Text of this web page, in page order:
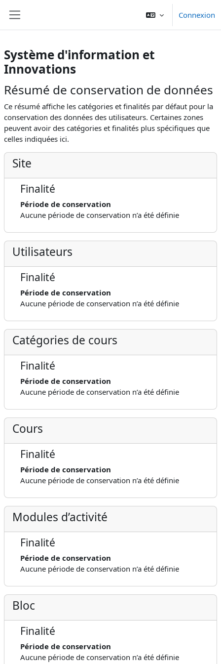
Connexion
Système d'information et
Innovations
Résumé de conservation de données
Ce résumé affiche les catégories et finalités par défaut pour la
conservation des données des utilisateurs. Certaines zones
peuvent avoir des catégories et finalités plus spécifiques que
celles indiquées ici.
Site
Finalité
Période de conservation
Aucune période de conservation n’a été définie
Utilisateurs
Finalité
Période de conservation
Aucune période de conservation n’a été définie
Catégories de cours
Finalité
Période de conservation
Aucune période de conservation n’a été définie
Cours
Finalité
Période de conservation
Aucune période de conservation n’a été définie
Modules d’activité
Finalité
Période de conservation
Aucune période de conservation n’a été définie
Bloc
Finalité
Période de conservation
Aucune période de conservation n’a été définie